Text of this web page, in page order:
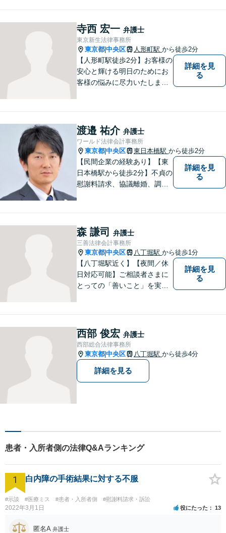
寺西 宏一 弁護士
東京新生法律事務所
東京都 中央区 人形町駅 から徒歩2分
【人形町駅徒歩2分】お客様の
安心と輝ける明日のためにお
客様の悩みに尽力いたしま
が解決することはありませ
ん。 お気軽にご相談くださ
い。
詳細を見
る
渡邉 祐介 弁護士
ワールド法律会計事務所
東京都 中央区 東日本橋駅 から徒歩2分
【民間企業の経験あり】【東
日本橋駅から徒歩2分】不貞の
慰謝料請求、協議離婚、調停
さい。最大の味方としてじっ
くりお話をお伺いします。
【粘り強い交渉が強み】
詳細を見
る
森 謙司 弁護士
三善法律会計事務所
東京都 中央区 八丁堀駅 から徒歩1分
【八丁堀駅近く】【夜間／休
日対応可能】ご相談者さまに
とっての「善いこと」を実現
応可能。【地域に根ざした弁
護士】法律トラブルでお悩み
の方は、お気軽にご相談くだ
さい。
詳細を見
る
西部 俊宏 弁護士
西部総合法律事務所
東京都 中央区 八丁堀駅 から徒歩4分
詳細を見る
患者・入所者側の法律Q&Aランキング
1 白内障の手術結果に対する不服
#示談 #医療ミス #患者・入所者側 #慰謝料請求・訴訟
2022年3月1日 役にたった 13
匿名A 弁護士